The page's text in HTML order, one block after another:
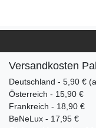
Versandkosten
Deutschland - 5,90 €
Österreich - 15,90 €
Frankreich - 18,90 €
BeNeLux - 17,95 €